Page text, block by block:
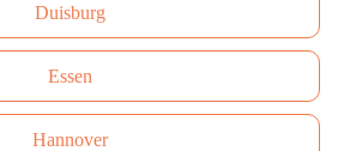
Duisburg
Essen
Hannover